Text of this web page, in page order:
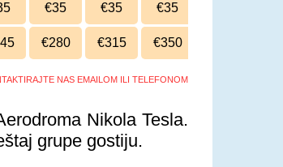
€35 €35 €35
€280 €315 €350
NAS EMAILOM ILI TELEFONOM
Nikola Tesla.
grupe gostiju.